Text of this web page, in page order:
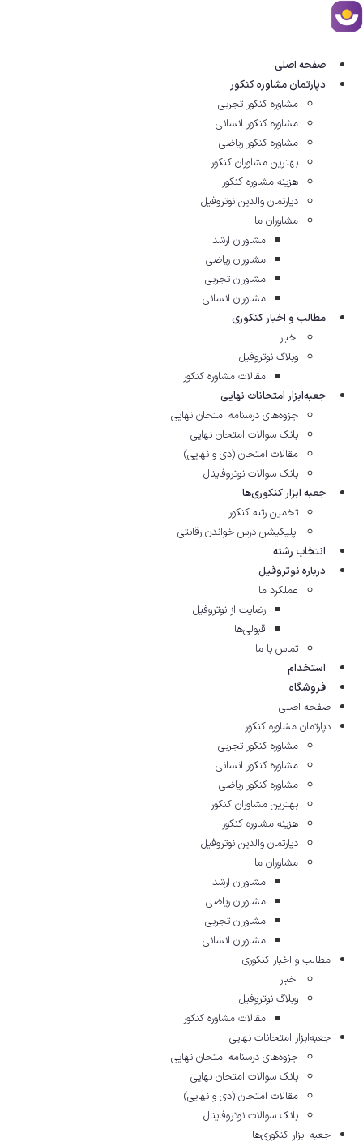
صفحه اصلی
دپارتمان مشاوره کنکور
مشاوره کنکور تجربی
مشاوره کنکور انسانی
مشاوره کنکور ریاضی
بهترین مشاوران کنکور
هزینه مشاوره کنکور
دپارتمان والدین نوتروفیل
مشاوران ما
مشاوران ارشد
مشاوران ریاضی
مشاوران تجربی
مشاوران انسانی
مطالب و اخبار کنکوری
اخبار
وبلاگ نوتروفیل
مقالات مشاوره‌ کنکور
جعبه‌ابزار امتحانات نهایی
جزوه‌های درسنامه امتحان نهایی
بانک سوالات امتحان نهایی
مقالات امتحان (دی و نهایی)
بانک سوالات نوتروفاینال
جعبه ابزار کنکوری‌ها
تخمین رتبه کنکور
اپلیکیشن درس خواندن رقابتی
انتخاب رشته
درباره نوتروفیل
عملکرد ما
رضایت از نوتروفیل
قبولی‌ها
تماس با ما
استخدام
فروشگاه
صفحه اصلی
دپارتمان مشاوره کنکور
مشاوره کنکور تجربی
مشاوره کنکور انسانی
مشاوره کنکور ریاضی
بهترین مشاوران کنکور
هزینه مشاوره کنکور
دپارتمان والدین نوتروفیل
مشاوران ما
مشاوران ارشد
مشاوران ریاضی
مشاوران تجربی
مشاوران انسانی
مطالب و اخبار کنکوری
اخبار
وبلاگ نوتروفیل
مقالات مشاوره‌ کنکور
جعبه‌ابزار امتحانات نهایی
جزوه‌های درسنامه امتحان نهایی
بانک سوالات امتحان نهایی
مقالات امتحان (دی و نهایی)
بانک سوالات نوتروفاینال
جعبه ابزار کنکوری‌ها